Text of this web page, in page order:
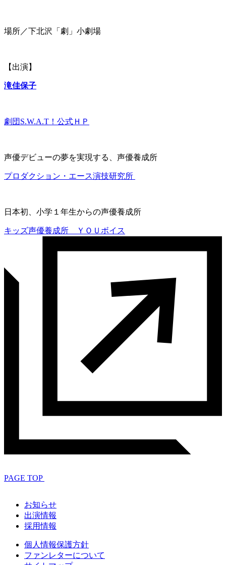
場所／下北沢「劇」小劇場
【出演】
滝佳保子
劇団S.W.A.T！公式ＨＰ
声優デビューの夢を実現する、声優養成所
プロダクション・エース演技研究所
日本初、小学１年生からの声優養成所
キッズ声優養成所 ＹＯＵボイス
PAGE TOP
お知らせ
出演情報
採用情報
個人情報保護方針
ファンレターについて